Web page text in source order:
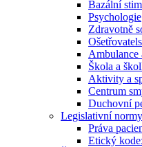
Bazální
Psychologie
Zdravotně
Ambulance
Škola a
Aktivity a
Centrum
Duchovní
Legislativní normy
Práva
Etický